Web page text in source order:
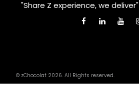
"Share Z experience, we deliver"
© zChocolat 2026. All Rights reserved.